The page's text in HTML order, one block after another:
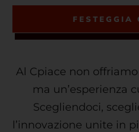
Al Cpiace non
ma un’esperienza
Scegliendoci,
l’innovazione unite in
FESTEGGIA